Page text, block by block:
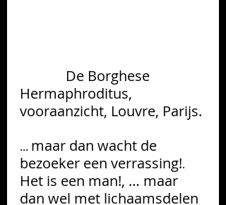
Hermaphroditus,
vooraanzicht, Louvre, Parijs.
... maar dan wacht de
bezoeker een verrassing!.
Het is een man!, … maar
dan wel met lichaamsdelen